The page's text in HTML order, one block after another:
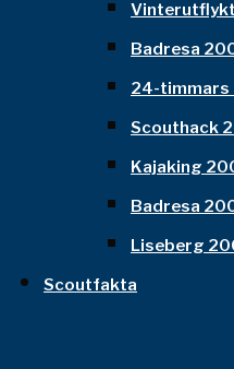
Badresa
24-timmars
Scouthack
Kajaking
Badresa
Liseberg
Scoutfakta